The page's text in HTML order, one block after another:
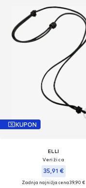
KUPON
ELLI
Verižica
35,91 €
Zadnja najnižja cena39,90 €